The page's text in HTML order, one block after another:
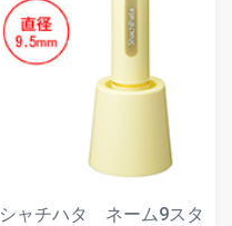
シャチハタ ネーム9スタ